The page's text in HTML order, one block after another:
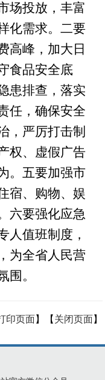
场投放，丰富
化需求。二要
高峰，加大日
食品安全底
患排查，落实
任，确保安全
，严厉打击制
权、虚假广告
。五要加强市
宿、购物、娱
六要强化应急
人值班制度，
为全省人民营
围。
印页面】【 关闭页面】